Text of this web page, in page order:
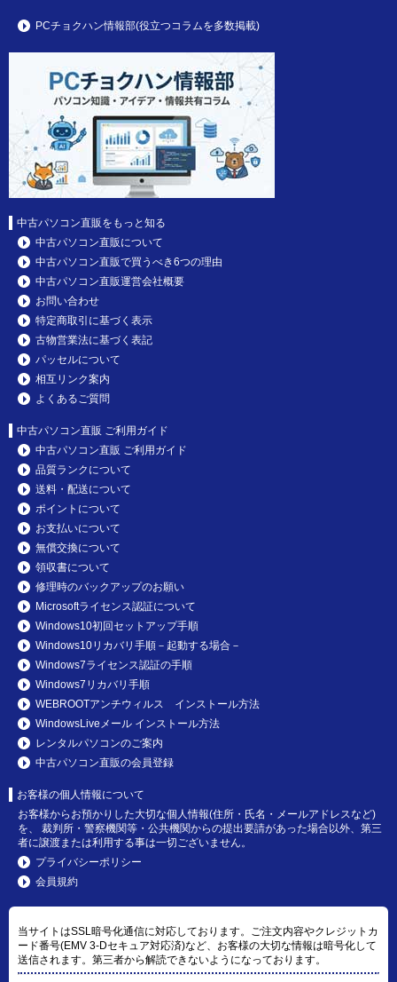
PCチョクハン情報部(役立つコラムを多数掲載)
中古パソコン直販をもっと知る
中古パソコン直販について
中古パソコン直販で買うべき6つの理由
中古パソコン直販運営会社概要
お問い合わせ
特定商取引に基づく表示
古物営業法に基づく表記
パッセルについて
相互リンク案内
よくあるご質問
中古パソコン直販 ご利用ガイド
中古パソコン直販 ご利用ガイド
品質ランクについて
送料・配送について
ポイントについて
お支払いについて
無償交換について
領収書について
修理時のバックアップのお願い
Microsoftライセンス認証について
Windows10初回セットアップ手順
Windows10リカバリ手順－起動する場合－
Windows7ライセンス認証の手順
Windows7リカバリ手順
WEBROOTアンチウィルス インストール方法
WindowsLiveメール インストール方法
レンタルパソコンのご案内
中古パソコン直販の会員登録
お客様の個人情報について
お客様からお預かりした大切な個人情報(住所・氏名・メールアドレスなど)
を、 裁判所・警察機関等・公共機関からの提出要請があった場合以外、第三
者に譲渡または利用する事は一切ございません。
プライバシーポリシー
会員規約
当サイトはSSL暗号化通信に対応しております。ご注文内容やクレジットカ
ード番号(EMV 3-Dセキュア対応済)など、お客様の大切な情報は暗号化して
送信されます。第三者から解読できないようになっております。